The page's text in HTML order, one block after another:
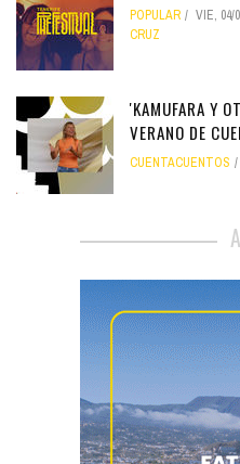
POPULAR VIE, 04/
CRUZ
'KAMUFARA Y
VERANO DE
CUENTACUENTOS